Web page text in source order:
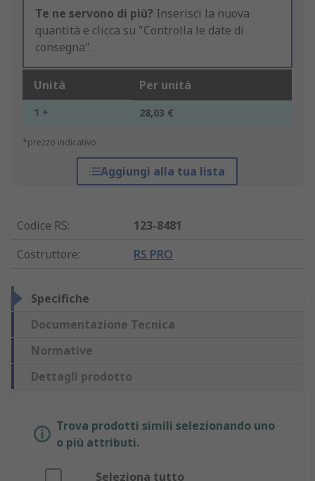
Te ne servono di più? Inserisci la nuova
quantità e clicca su "Controlla le date di
consegna".
Unità Per unità
1 + 28,03 €
*prezzo indicativo
Aggiungi alla tua lista
Codice RS:
123-8481
Costruttore: RS PRO
Specifiche
Documentazione Tecnica
Normative
Dettagli prodotto
Trova prodotti simili selezionando uno
o più attributi.
Seleziona tutto